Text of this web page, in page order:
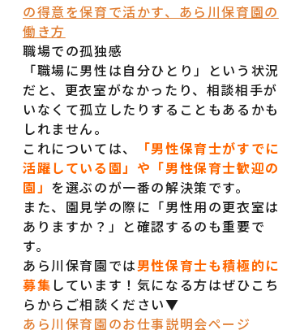
園のご案内
お仕事説明会
LINEで相談
の得意を保育で活かす、あら川保育園の
働き方
職場での孤独感
「職場に男性は自分ひとり」という状況
だと、更衣室がなかったり、相談相手が
いなくて孤立したりすることもあるかも
しれません。
これについては、
「男性保育士がすでに
活躍している園」や「男性保育士歓迎の
園」 を選ぶのが一番の解決策です。
また、園見学の際に「男性用の更衣室は
ありますか？」と確認するのも重要で
す。
あら川保育園では男性保育士も積極的に
募集 しています！気になる方はぜひこち
らからご相談ください▼
あら川保育園のお仕事説明会ページ